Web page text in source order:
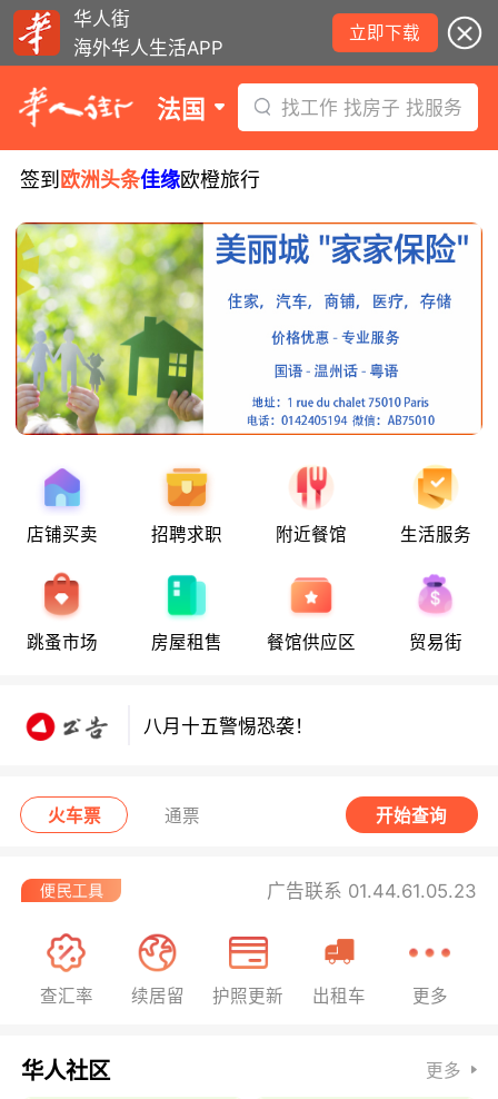
华人街
海外华人生活APP
立即下载
法国 找工作 找房子 找服务
签到 欧洲头条佳缘欧橙旅行
店铺买卖 招聘求职 附近餐馆 生活服务
跳蚤市场 房屋租售 餐馆供应区 贸易街
八月十五警惕恐袭！
八月十五警惕恐袭！
火车票 通票 开始查询
广告联系 01.44.61.05.23
查汇率 续居留 护照更新 出租车 更多
华人社区 更多